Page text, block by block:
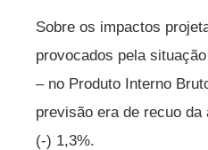
Sobre os impactos
provocados pela
– no Produto Interno
previsão era de recuo
(-) 1,3%.